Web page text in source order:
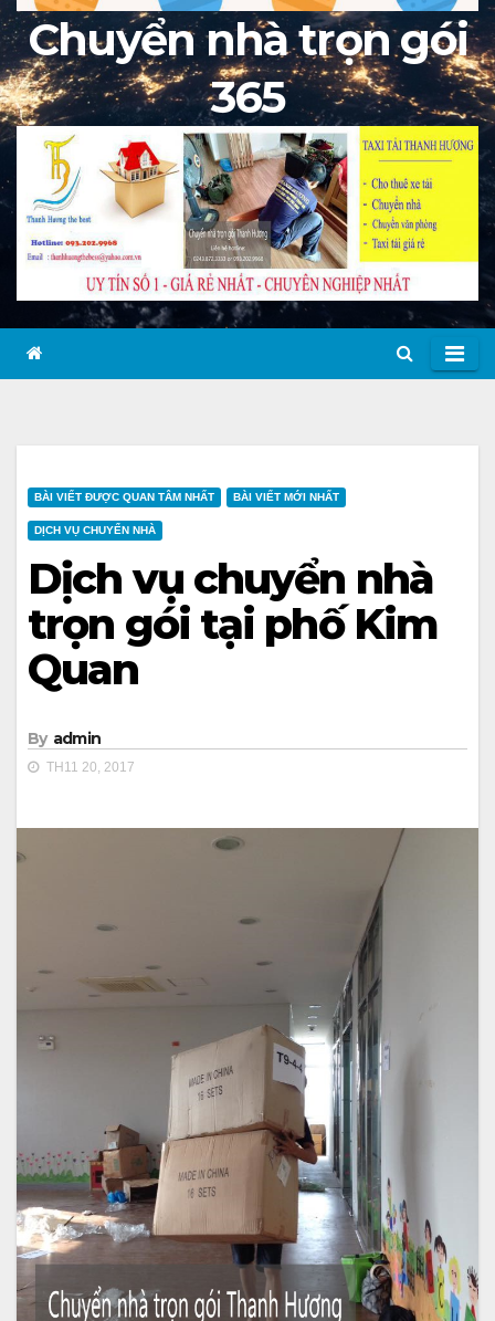
Chuyển nhà trọn gói
365
BÀI VIẾT ĐƯỢC QUAN TÂM NHẤT BÀI VIẾT MỚI NHẤT
DỊCH VỤ CHUYỂN NHÀ
Dịch vụ chuyển nhà
trọn gói tại phố Kim
Quan
By admin
TH11 20, 2017